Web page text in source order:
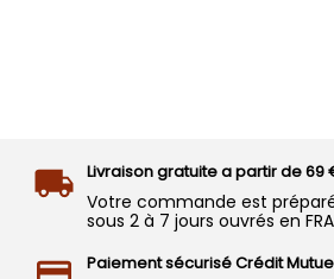
Livraison gratuite a partir de 69
Votre commande est
sous 2 à 7 jours ouvrés en
Paiement sécurisé Crédit